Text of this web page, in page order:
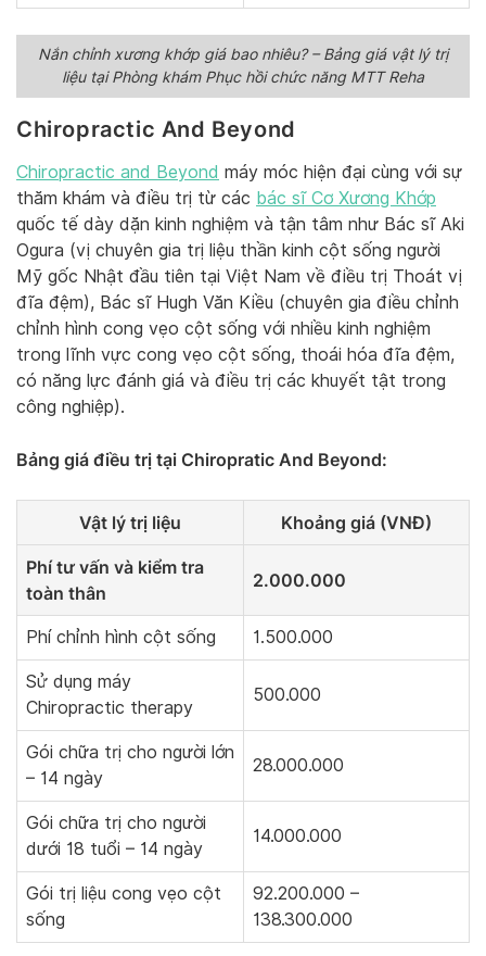
Nắn chỉnh xương khớp giá bao nhiêu? – Bảng giá vật lý trị
liệu tại Phòng khám Phục hồi chức năng MTT Reha
Chiropractic And Beyond
Chiropractic and Beyond máy móc hiện đại cùng với sự
thăm khám và điều trị từ các bác sĩ Cơ Xương Khớp
quốc tế dày dặn kinh nghiệm và tận tâm như Bác sĩ Aki
Ogura (vị chuyên gia trị liệu thần kinh cột sống người
Mỹ gốc Nhật đầu tiên tại Việt Nam về điều trị Thoát vị
đĩa đệm), Bác sĩ Hugh Văn Kiều (chuyên gia điều chỉnh
chỉnh hình cong vẹo cột sống với nhiều kinh nghiệm
trong lĩnh vực cong vẹo cột sống, thoái hóa đĩa đệm,
có năng lực đánh giá và điều trị các khuyết tật trong
công nghiệp).
Bảng giá điều trị tại Chiropratic And Beyond:
Vật lý trị liệu Khoảng giá (VNĐ)
Phí tư vấn và kiểm tra
toàn thân
2.000.000
Phí chỉnh hình cột sống 1.500.000
Sử dụng máy
Chiropractic therapy
500.000
Gói chữa trị cho người lớn
– 14 ngày
28.000.000
Gói chữa trị cho người
dưới 18 tuổi – 14 ngày
14.000.000
Gói trị liệu cong vẹo cột
sống
92.200.000 –
138.300.000